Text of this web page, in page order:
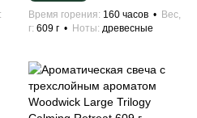
Время горения 160 часов
Вес,
г 609 г Ноты древесные